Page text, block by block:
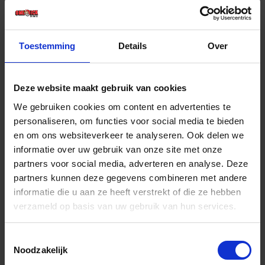
Toestemming Details Over
Deze website maakt gebruik van cookies
We gebruiken cookies om content en advertenties te
personaliseren, om functies voor social media te bieden
en om ons websiteverkeer te analyseren. Ook delen we
informatie over uw gebruik van onze site met onze
partners voor social media, adverteren en analyse. Deze
partners kunnen deze gegevens combineren met andere
informatie die u aan ze heeft verstrekt of die ze hebben
verzameld op basis van uw gebruik van hun services.
Noodzakelijk
€ 4,26 incl. BTW
-
Bestel nu!